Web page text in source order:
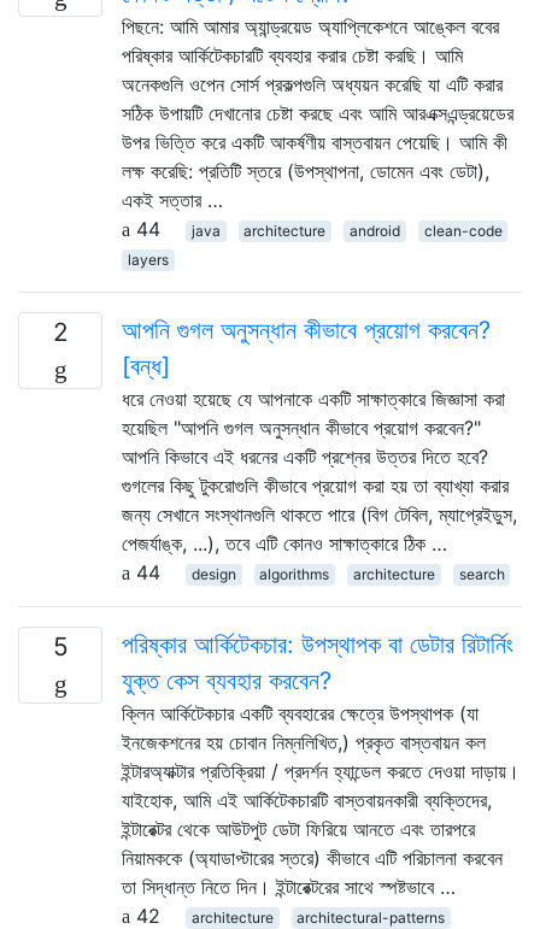
পিছনে: আমি আমার অ্যান্ড্রয়েড অ্যাপ্লিকেশনে আঙ্কেল ববের
পরিষ্কার আর্কিটেকচারটি ব্যবহার করার চেষ্টা করছি। আমি
অনেকগুলি ওপেন সোর্স প্রকল্পগুলি অধ্যয়ন করেছি যা এটি করার
সঠিক উপায়টি দেখানোর চেষ্টা করছে এবং আমি আরএক্সএন্ড্রয়েডের
উপর ভিত্তি করে একটি আকর্ষণীয় বাস্তবায়ন পেয়েছি। আমি কী
লক্ষ করেছি: প্রতিটি স্তরে (উপস্থাপনা, ডোমেন এবং ডেটা),
একই সত্তার …
44
java architecture android
clean-code
layers
2
আপনি গুগল অনুসন্ধান কীভাবে প্রয়োগ করবেন?
[বন্ধ]
ধরে নেওয়া হয়েছে যে আপনাকে একটি সাক্ষাত্কারে জিজ্ঞাসা করা
হয়েছিল "আপনি গুগল অনুসন্ধান কীভাবে প্রয়োগ করবেন?"
আপনি কিভাবে এই ধরনের একটি প্রশ্নের উত্তর দিতে হবে?
গুগলের কিছু টুকরোগুলি কীভাবে প্রয়োগ করা হয় তা ব্যাখ্যা করার
জন্য সেখানে সংস্থানগুলি থাকতে পারে (বিগ টেবিল, ম্যাপ্রেইডুস,
পেজর্যাঙ্ক, ...), তবে এটি কোনও সাক্ষাত্কারে ঠিক …
44
design algorithms architecture search
5
পরিষ্কার আর্কিটেকচার: উপস্থাপক বা ডেটার রিটার্নিং
যুক্ত কেস ব্যবহার করবেন?
ক্লিন আর্কিটেকচার একটি ব্যবহারের ক্ষেত্রে উপস্থাপক (যা
ইনজেকশনের হয় চোবান নিম্নলিখিত,) প্রকৃত বাস্তবায়ন কল
ইন্টারঅ্যাক্টার প্রতিক্রিয়া / প্রদর্শন হ্যান্ডেল করতে দেওয়া দাড়ায়।
যাইহোক, আমি এই আর্কিটেকচারটি বাস্তবায়নকারী ব্যক্তিদের,
ইন্টারেক্টর থেকে আউটপুট ডেটা ফিরিয়ে আনতে এবং তারপরে
নিয়ামককে (অ্যাডাপ্টারের স্তরে) কীভাবে এটি পরিচালনা করবেন
তা সিদ্ধান্ত নিতে দিন। ইন্টারেক্টরের সাথে স্পষ্টভাবে …
42
architecture
architectural-patterns